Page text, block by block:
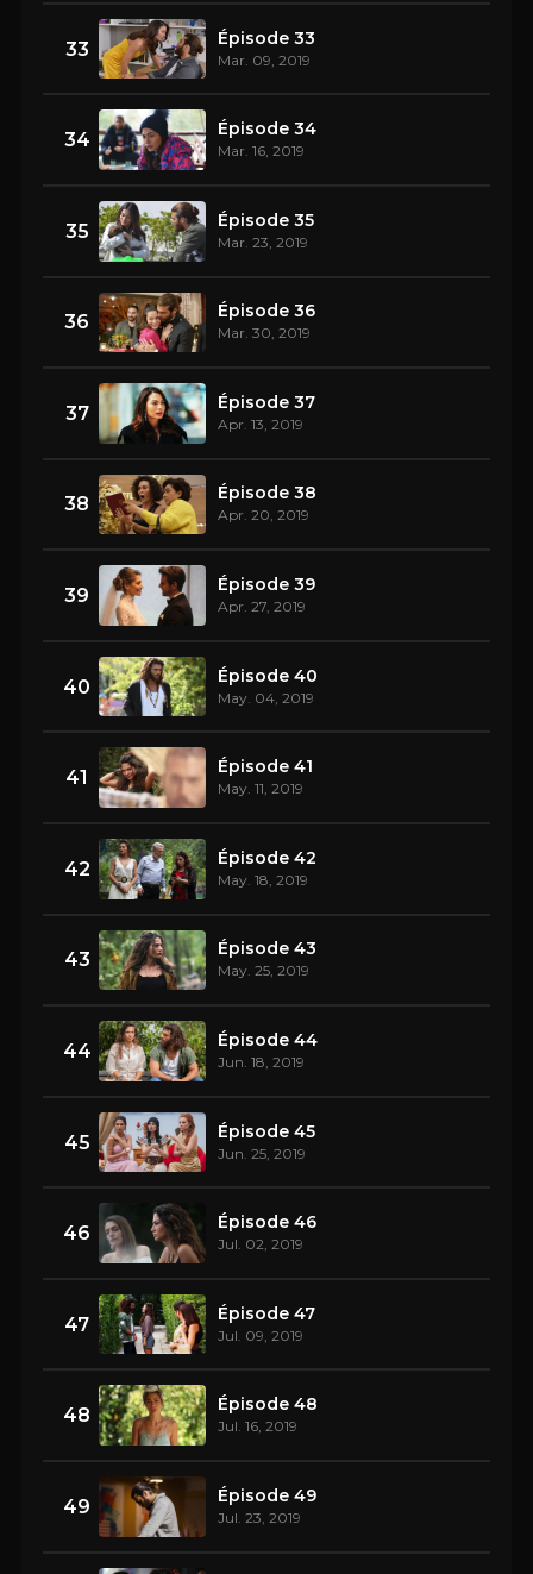
33 Épisode 33
Mar. 09, 2019
34 Épisode 34
Mar. 16, 2019
35 Épisode 35
Mar. 23, 2019
36 Épisode 36
Mar. 30, 2019
37 Épisode 37
Apr. 13, 2019
38 Épisode 38
Apr. 20, 2019
39 Épisode 39
Apr. 27, 2019
40 Épisode 40
May. 04, 2019
41 Épisode 41
May. 11, 2019
42 Épisode 42
May. 18, 2019
43 Épisode 43
May. 25, 2019
44 Épisode 44
Jun. 18, 2019
45 Épisode 45
Jun. 25, 2019
46 Épisode 46
Jul. 02, 2019
47 Épisode 47
Jul. 09, 2019
48 Épisode 48
Jul. 16, 2019
49 Épisode 49
Jul. 23, 2019